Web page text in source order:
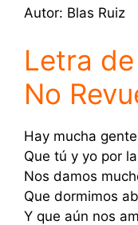
Autor: Blas Ruiz
Letra
No
Hay mucha
Que tú y yo por
Nos damos
Que dormimos
Y que aún nos